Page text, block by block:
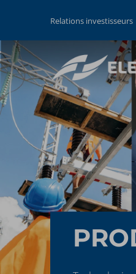
Relations investisseurs